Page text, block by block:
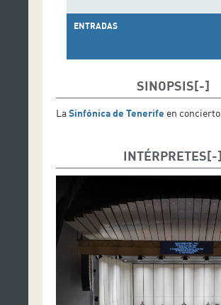
ENTRADAS
SINOPSIS
LaSinfónica de Tenerife en concierto.
INTÉRPRETES